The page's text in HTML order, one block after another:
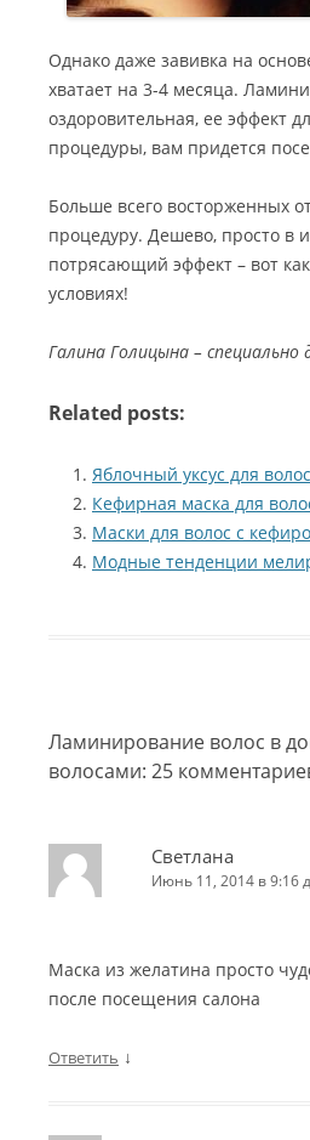
Однако даже завивка на
хватает на 3-4 месяца.
оздоровительная, ее эффект
процедуры, вам придется
Больше всего восторженных
процедуру. Дешево, просто в
потрясающий эффект – вот
условиях!
Галина Голицына – специально
Related posts:
Яблочный уксус для
Кефирная маска для
Маски для волос с
Модные тенденции
Ламинирование волос в
волосами: 25
Светлана
Июнь 11, 2014 в 9:16
Маска из желатина просто
после посещения салона
Ответить ↓